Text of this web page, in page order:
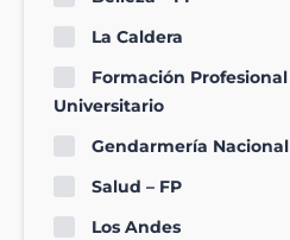
La Caldera
Formación Profesional
Universitario
Gendarmería Nacional
Salud – FP
Los Andes